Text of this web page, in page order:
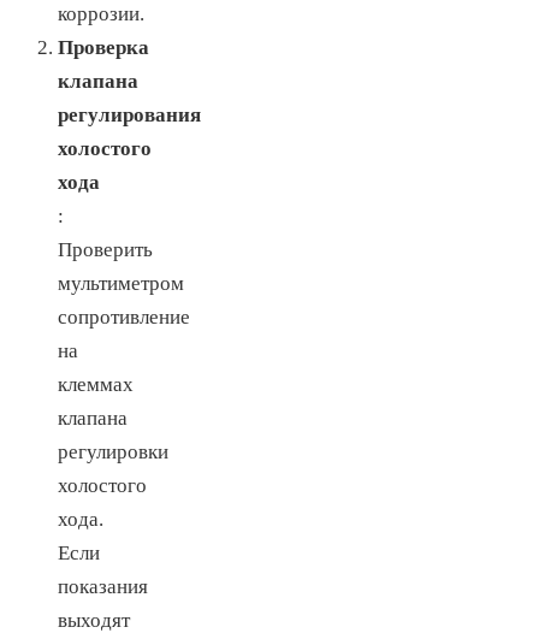
коррозии.
Проверка
клапана
регулирования
холостого
хода
:
Проверить
мультиметром
сопротивление
на
клеммах
клапана
регулировки
холостого
хода.
Если
показания
выходят